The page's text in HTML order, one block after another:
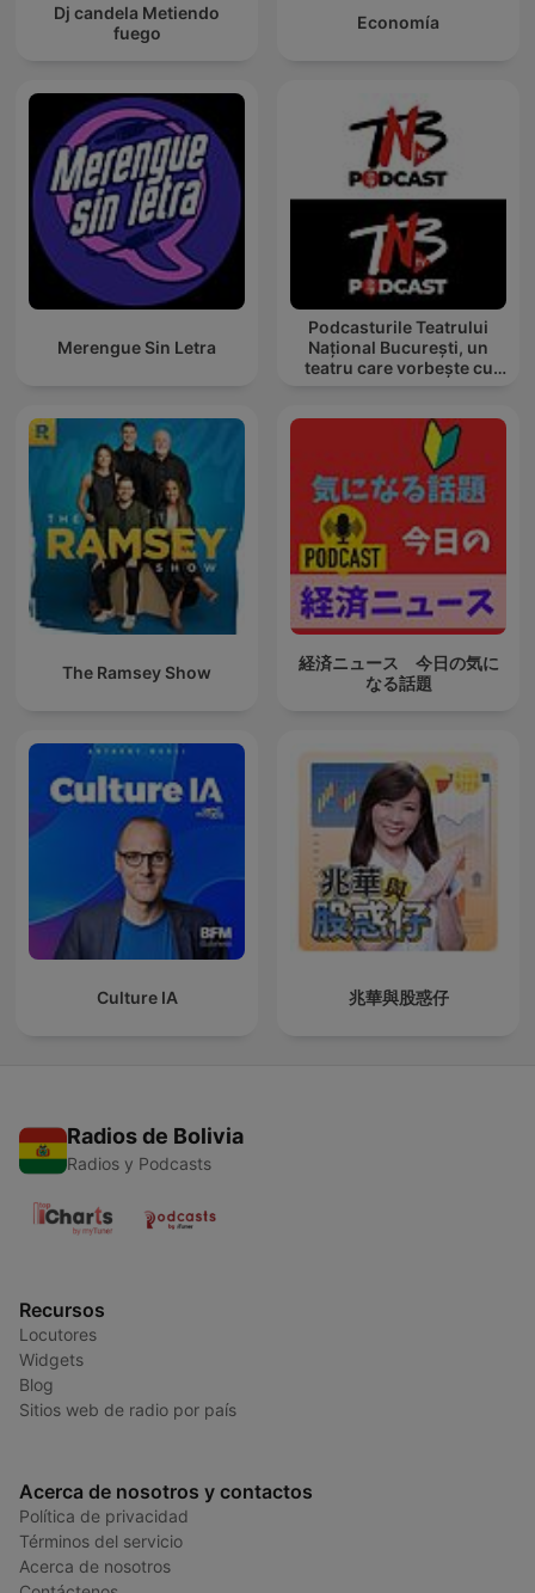
Dj candela Metiendo
fuego
Economía
Merengue Sin Letra
Podcasturile Teatrului
Național București, un
teatru care vorbește cu
The Ramsey Show
経済ニュース 今日の気に
なる話題
Culture IA 兆華與股惑仔
Radios de Bolivia
Radios y Podcasts
Recursos
Locutores
Widgets
Blog
Sitios web de radio por país
Acerca de nosotros y contactos
Política de privacidad
Términos del servicio
Acerca de nosotros